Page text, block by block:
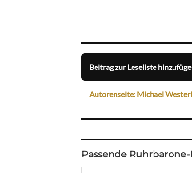
Beitrag zur Leseliste
Autorenseite: Michael
Passende Ruhrbarone-